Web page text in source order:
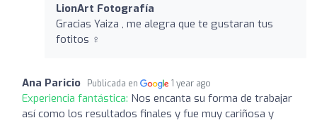
LionArt Fotografía
Gracias Yaiza , me alegra que te gustaran tus
fotitos ‍♀️
Ana Paricio Publicada en 1 year ago
Experiencia fantástica: Nos encanta su forma de trabajar
así como los resultados finales y fue muy cariñosa y